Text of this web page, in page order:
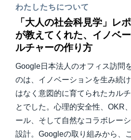
わたしたちについて
「大人の社会科見学」レ
が教えてくれた、イノベ
ルチャーの作り方
Google日本法人のオフィス訪問
のは、イノベーションを生み続
はなく意図的に育てられたカル
とでした。心理的安全性、OKR
ール、そして自然なコラボレー
設計。Googleの取り組みから、